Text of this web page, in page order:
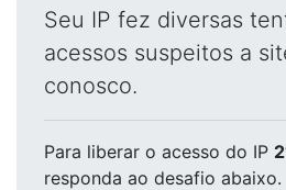
Seu IP fez diversas
acessos suspeitos a
conosco.
Para liberar o acesso do IP
responda ao desafio abaixo.